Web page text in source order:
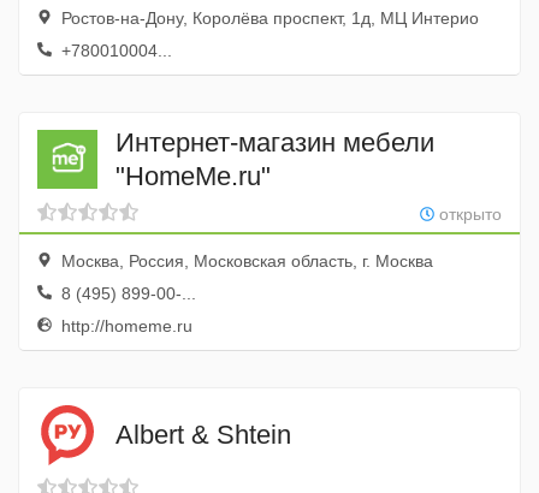
Ростов-на-Дону, Королёва проспект, 1д, МЦ Интерио
+780010004...
Интернет-магазин мебели
"HomeMe.ru"
открыто
Москва, Россия, Московская область, г. Москва
8 (495) 899-00-...
http://homeme.ru
Albert & Shtein